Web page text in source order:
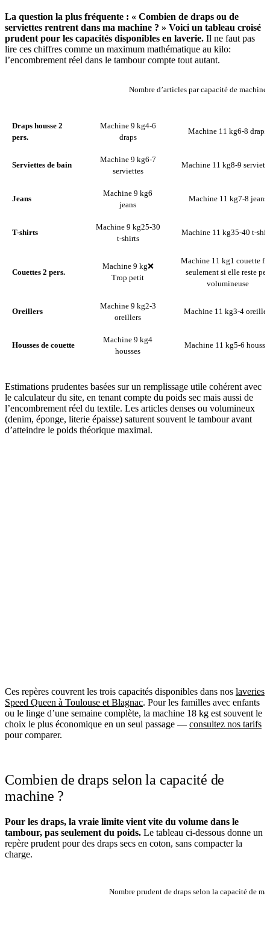
La question la plus fréquente : « Combien de draps ou de
serviettes rentrent dans ma machine ? » Voici un tableau croisé
prudent pour les capacités disponibles en laverie. Il ne faut pas
lire ces chiffres comme un maximum mathématique au kilo:
l’encombrement réel dans le tambour compte tout autant.
Nombre d’articles par capacité de machine
Draps housse 2
pers.
Machine 9 kg4-6
draps
Machine 11 kg6-8 draps
Serviettes de bain
Machine 9 kg6-7
serviettes
Machine 11 kg8-9
Jeans
Machine 9 kg6
jeans
Machine 11 kg7-8 jeans
T-shirts
Machine 9 kg25-30
t-shirts
Machine 11 kg35-40 t-
Couettes 2 pers.
Machine 9 kg❌
Trop petit
Machine 11 kg1 couette
seulement si elle reste peu
volumineuse
Oreillers
Machine 9 kg2-3
oreillers
Machine 11 kg3-4
Housses de couette
Machine 9 kg4
housses
Machine 11 kg5-6
Estimations prudentes basées sur un remplissage utile cohérent avec
le calculateur du site, en tenant compte du poids sec mais aussi de
l’encombrement réel du textile. Les articles denses ou volumineux
(denim, éponge, literie épaisse) saturent souvent le tambour avant
d’atteindre le poids théorique maximal.
Ces repères couvrent les trois capacités disponibles dans nos laveries
Speed Queen à Toulouse et Blagnac. Pour les familles avec enfants
ou le linge d’une semaine complète, la machine 18 kg est souvent le
choix le plus économique en un seul passage — consultez nos tarifs
pour comparer.
Combien de draps selon la capacité de
machine ?
Pour les draps, la vraie limite vient vite du volume dans le
tambour, pas seulement du poids. Le tableau ci-dessous donne un
repère prudent pour des draps secs en coton, sans compacter la
charge.
Nombre prudent de draps selon la capacité de